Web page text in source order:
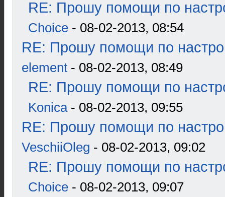
RE: Прошу помощи по
Choice - 08-02-2013, 08:54
RE: Прошу помощи по
element - 08-02-2013, 08:49
RE: Прошу помощи по
Konica- 08-02-2013, 09:55
RE: Прошу помощи по
VeschiiOleg - 08-02-2013, 09:02
RE: Прошу помощи по
Choice - 08-02-2013, 09:07